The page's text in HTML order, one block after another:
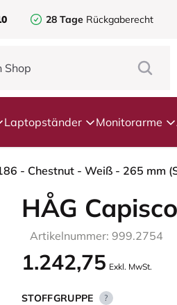
28 Tage Rückgaberecht
Laptopständer Monitorarme
- Chestnut - Weiß - 265 mm
HÅG
Artikelnummer: 999.2754
1.242,75 Exkl. MwSt.
STOFFGRUPPE ?